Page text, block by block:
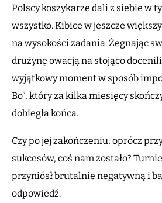
Polscy koszykarze dali z siebie w
wszystko. Kibice w jeszcze
na wysokości zadania. Żegnając
drużynę owacją na stojąco
wyjątkowy moment w sposób
Bo”, który za kilka miesięcy
dobiegła końca.
Czy po jej zakończeniu, oprócz
sukcesów, coś nam zostało?
przyniósł brutalnie negatywną i
odpowiedź.